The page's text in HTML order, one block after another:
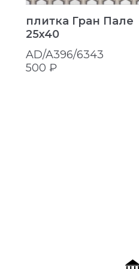
плитка Гран Пале
25x40
AD/A396/6343
500 ₽